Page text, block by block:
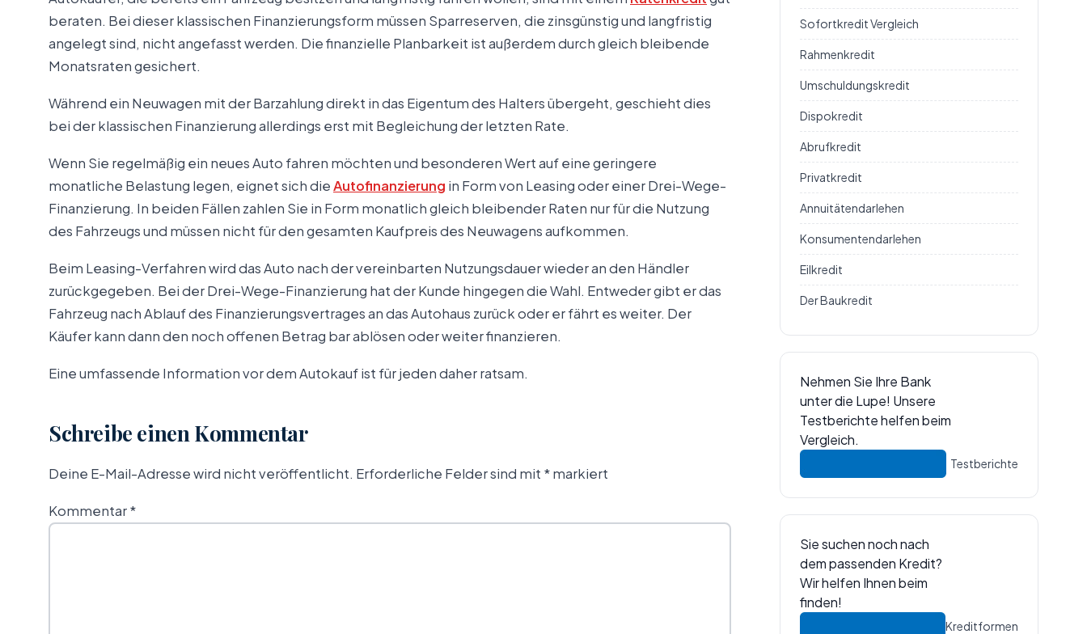
beraten. Bei dieser klassischen Finanzierungsform müssen Sparreserven, die zinsgünstig und langfristig
angelegt sind, nicht angefasst werden. Die finanzielle Planbarkeit ist außerdem durch gleich bleibende
Monatsraten gesichert.
Während ein Neuwagen mit der Barzahlung direkt in das Eigentum des Halters übergeht, geschieht dies
bei der klassischen Finanzierung allerdings erst mit Begleichung der letzten Rate.
Wenn Sie regelmäßig ein neues Auto fahren möchten und besonderen Wert auf eine geringere
monatliche Belastung legen, eignet sich dieAutofinanzierung in Form von Leasing oder einer Drei-Wege-
Finanzierung. In beiden Fällen zahlen Sie in Form monatlich gleich bleibender Raten nur für die Nutzung
des Fahrzeugs und müssen nicht für den gesamten Kaufpreis des Neuwagens aufkommen.
Beim Leasing-Verfahren wird das Auto nach der vereinbarten Nutzungsdauer wieder an den Händler
zurückgegeben. Bei der Drei-Wege-Finanzierung hat der Kunde hingegen die Wahl. Entweder gibt er das
Fahrzeug nach Ablauf des Finanzierungsvertrages an das Autohaus zurück oder er fährt es weiter. Der
Käufer kann dann den noch offenen Betrag bar ablösen oder weiter finanzieren.
Eine umfassende Information vor dem Autokauf ist für jeden daher ratsam.
Schreibe einen Kommentar
Deine E-Mail-Adresse wird nicht veröffentlicht. Erforderliche Felder sind mit *markiert
Kommentar*
Sofortkredit Vergleich
Rahmenkredit
Umschuldungskredit
Dispokredit
Abrufkredit
Privatkredit
Annuitätendarlehen
Konsumentendarlehen
Eilkredit
Der Baukredit
Nehmen Sie Ihre Bank
unter die Lupe! Unsere
Testberichte helfen beim
Vergleich.
Testberichte
Sie suchen noch nach
dem passenden Kredit?
Wir helfen Ihnen beim
finden!
Kreditformen